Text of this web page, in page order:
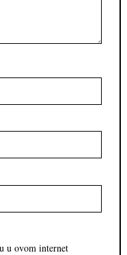
u ovom internet